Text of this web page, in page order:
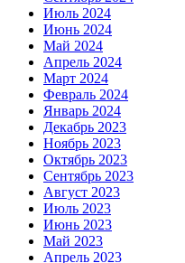
Июль 2024
Июнь 2024
Май 2024
Апрель 2024
Март 2024
Февраль 2024
Январь 2024
Декабрь 2023
Ноябрь 2023
Октябрь 2023
Сентябрь 2023
Август 2023
Июль 2023
Июнь 2023
Май 2023
Апрель 2023